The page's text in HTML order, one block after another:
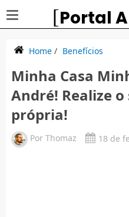
Portal
Home/ Benefícios
Minha Casa
André! Realize
própria!
Por Thomaz 18 de